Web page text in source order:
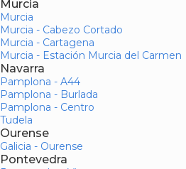
Murcia
Murcia
Murcia - Cabezo Cortado
Murcia - Cartagena
Murcia - Estación Murcia del Carmen
Navarra
Pamplona - A44
Pamplona - Burlada
Pamplona - Centro
Tudela
Ourense
Galicia - Ourense
Pontevedra